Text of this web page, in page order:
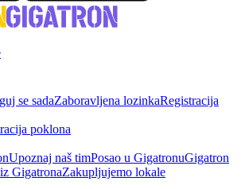
se sadaZaboravljena lozinkaRegistracija
poklona
Upoznaj naš timPosao u GigatronuGigatron
GigatronaZakupljujemo lokale